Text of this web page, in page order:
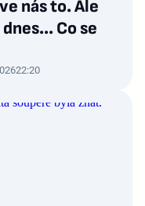
nás to. Ale
Co se
22:20